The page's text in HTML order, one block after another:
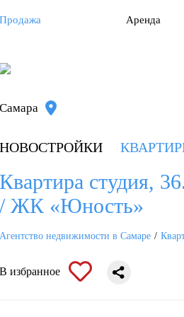
Продажа Аренда
Самара
НОВОСТРОЙКИ
Квартира студия,
/ ЖК «Юность»
Агентство недвижимости в Самаре
В избранное